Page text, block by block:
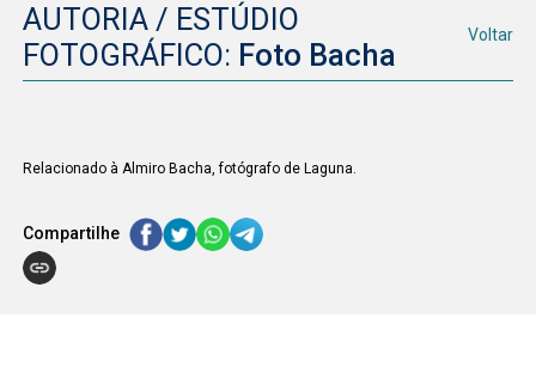
AUTORIA / ESTÚDIO
FOTOGRÁFICO: Foto Bacha
Voltar
Relacionado à Almiro Bacha, fotógrafo de Laguna.
Compartilhe